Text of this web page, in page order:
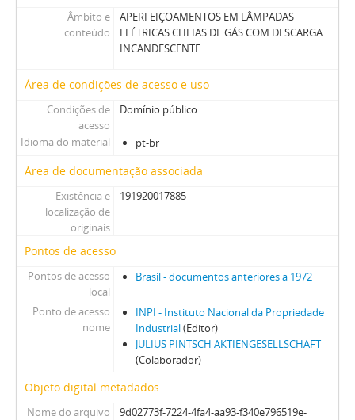
Âmbito e
conteúdo
APERFEIÇOAMENTOS EM LÂMPADAS
ELÉTRICAS CHEIAS DE GÁS COM DESCARGA
INCANDESCENTE
Área de condições de acesso e uso
Condições de
acesso
Domínio público
Idioma do material pt-br
Área de documentação associada
Existência e
localização de
originais
191920017885
Pontos de acesso
Pontos de acesso
local
Brasil - documentos anteriores a 1972
Ponto de acesso
nome
INPI - Instituto Nacional da Propriedade
Industrial(Editor)
JULIUS PINTSCH AKTIENGESELLSCHAFT
(Colaborador)
Objeto digital metadados
Nome do arquivo
9d02773f-7224-4fa4-aa93-f340e796519e-